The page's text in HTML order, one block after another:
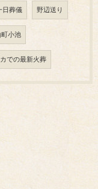
日葬儀 野辺送り
町小池
での最新火葬